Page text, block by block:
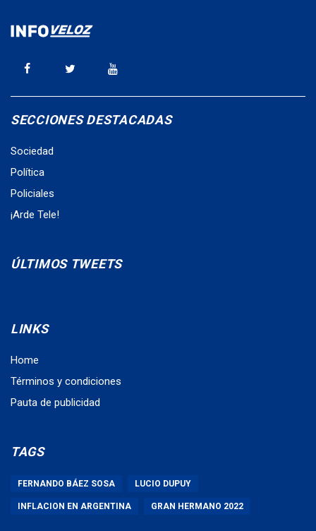
SECCIONES DESTACADAS
Sociedad
Política
Policiales
¡Arde Tele!
ÚLTIMOS TWEETS
LINKS
Home
Términos y condiciones
Pauta de publicidad
TAGS
FERNANDO BÁEZ SOSA LUCIO DUPUY
INFLACION EN ARGENTINA GRAN HERMANO 2022